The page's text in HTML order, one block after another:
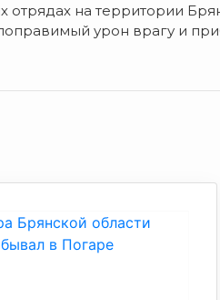
отрядах на территории
урон врагу и